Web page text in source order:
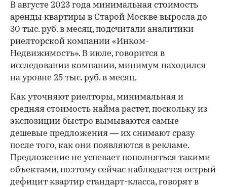
В августе 2023 года минимальная стоимость
аренды квартиры в Старой Москве выросла до
30 тыс. руб. в месяц, подсчитали аналитики
риелторской компании «Инком-
Недвижимость». В июле, говорится в
исследовании компании, минимум находился
на уровне 25 тыс. руб. в месяц.
Как уточняют риелторы, минимальная и
средняя стоимость найма растет, поскольку из
экспозиции быстро вымываются самые
дешевые предложения — их снимают сразу
после того, как они появляются в рекламе.
Предложение не успевает пополняться такими
объектами, поэтому сейчас наблюдается острый
дефицит квартир стандарт-класса, говорят в